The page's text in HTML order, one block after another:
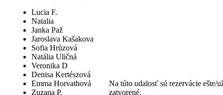
Lucia F.
Natalia
Janka Paž
Jaroslava Kašakova
Sofia Hrůzová
Natália Uličná
Veronika D
Denisa Kertészová
Emma Horvathová
Zuzana P.
Na túto udalosť sú rezervácie ešte/
zatvorené.